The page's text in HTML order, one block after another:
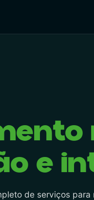
e
de serviços